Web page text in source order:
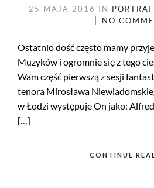
25 MAJA 2016 IN
NO
Ostatnio dość często mamy
Muzyków i ogromnie się z tego
Wam część pierwszą z sesji
tenora Mirosława
w Łodzi występuje On jako:
[…]
CONTINUE